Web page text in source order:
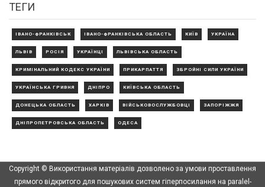
ТЕГИ
ІВАНО-ФРАНКІВСЬК ІВАНО-ФРАНКІВСЬКА ОБЛАСТЬ КИЇВ УКРАЇНА
ЛЬВІВ РОСІЯ УКРАЇНЦІ ЛЬВІВСЬКА ОБЛАСТЬ
КРИМІНАЛЬНИЙ КОДЕКС УКРАЇНИ ПРИКАРПАТТЯ ЗБРОЙНІ СИЛИ УКРАЇНИ
УКРАЇНСЬКА ГРИВНЯ ДНІПРО КИЇВСЬКА ОБЛАСТЬ
ДОНЕЦЬКА ОБЛАСТЬ ХАРКІВ ВІЙСЬКОВОСЛУЖБОВЦІ ЗАПОРІЖЖЯ
ДНІПРОПЕТРОВСЬКА ОБЛАСТЬ ОДЕСА
Copyright © Використання матеріалів дозволено за умови проставлення
прямого відкритого для пошукових систем гіперпосилання на paralel-